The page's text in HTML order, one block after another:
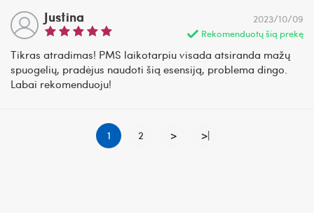
Justina
Rekomenduotų šią prekę
2023/10/09
Tikras atradimas! PMS laikotarpiu visada atsiranda mažų
spuogelių, pradėjus naudoti šią esensiją, problema dingo.
Labai rekomenduoju!
1 2 > >|